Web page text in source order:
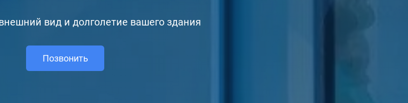
вид и долголетие вашего здания
Позвонить